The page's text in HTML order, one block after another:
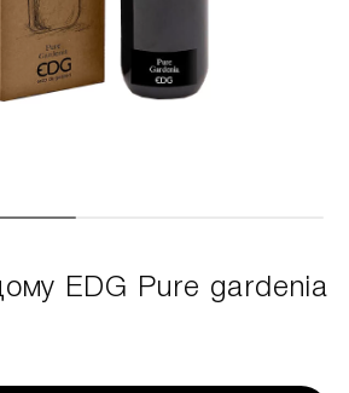
EDG Pure gardenia